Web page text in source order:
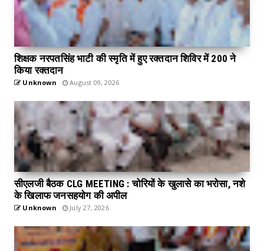
शिक्षक नरपतसिंह भाटी की स्मृति में हुए रक्तदान शिविर में 200 ने
किया रक्तदान
Unknown August 09, 2026
सीएलजी बैठक CLG MEETING : चोरियों के खुलासे का भरोसा, नशे
के खिलाफ जनसहयोग की अपील
Unknown July 27, 2026